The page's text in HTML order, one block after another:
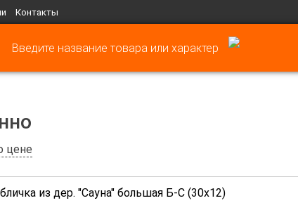
Контакты
цене
из дер. "Сауна" большая Б-С (30х12)